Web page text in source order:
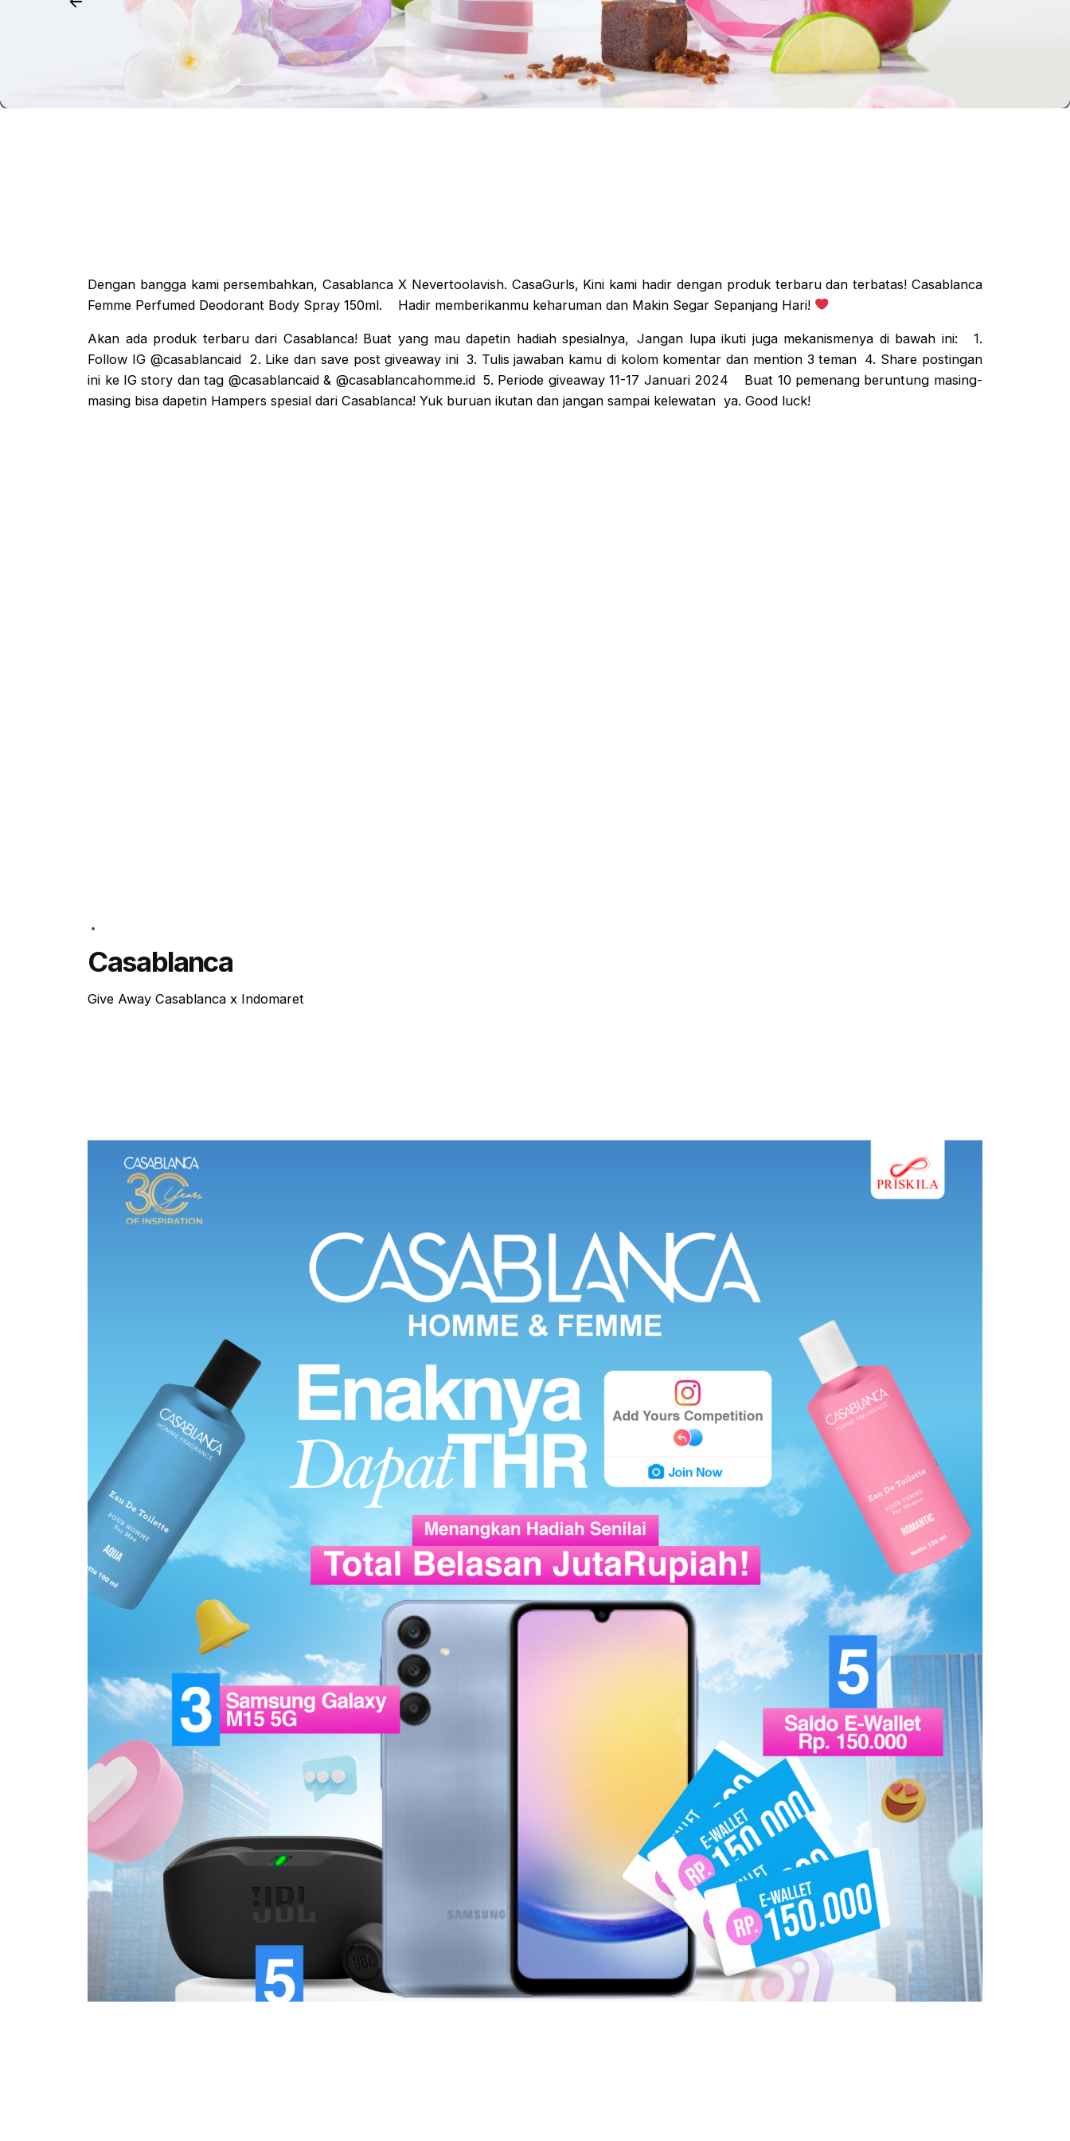
Dengan bangga kami persembahkan, Casablanca X Nevertoolavish. CasaGurls, Kini kami hadir dengan produk terbaru dan terbatas! Casablanca
Femme Perfumed Deodorant Body Spray 150ml. Hadir memberikanmu keharuman dan Makin Segar Sepanjang Hari!
Akan ada produk terbaru dari Casablanca! Buat yang mau dapetin hadiah spesialnya, Jangan lupa ikuti juga mekanismenya di bawah ini: 1.
Follow IG @casablancaid 2. Like dan save post giveaway ini 3. Tulis jawaban kamu di kolom komentar dan mention 3 teman 4. Share postingan
ini ke IG story dan tag @casablancaid & @casablancahomme.id 5. Periode giveaway 11-17 Januari 2024 Buat 10 pemenang beruntung masing-
masing bisa dapetin Hampers spesial dari Casablanca! Yuk buruan ikutan dan jangan sampai kelewatan ya. Good luck!
Casablanca
Give Away Casablanca x Indomaret